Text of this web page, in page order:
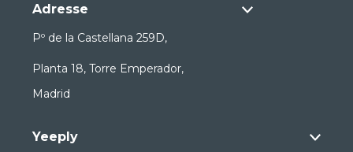
Adresse
Pº de la Castellana 259D,
Planta 18, Torre Emperador,
Madrid
Yeeply